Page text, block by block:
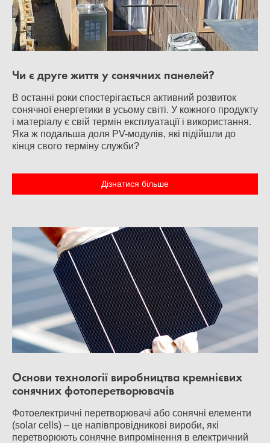
Чи є друге життя у сонячних панелей?
В останні роки спостерігається активний розвиток
сонячної енергетики в усьому світі. У кожного продукту
і матеріалу є свій термін експлуатації і використання.
Яка ж подальша доля PV-модулів, які підійшли до
кінця свого терміну служби?
Дізнатися більше
Основи технології виробництва кремнієвих
сонячних фотоперетворювачів
Фотоелектричні перетворювачі або сонячні елементи
(solar cells) – це напівпровідникові вироби, які
перетворюють сонячне випромінення в електричний